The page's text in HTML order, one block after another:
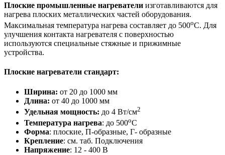
Плоские промышленные нагреватели изготавливаются для
нагрева плоских металлических частей оборудования.
Максимальная температура нагрева составляет до 500оС. Для
улучшения контакта нагревателя с поверхностью
используются специальные стяжные и прижимные
устройства.
Плоские нагреватели стандарт:
Ширина: от 20 до 1000 мм
Длина: от 40 до 1000 мм
Удельная мощность: до 4 Вт/см2
Температура нагрева: до 500оС
Форма: плоские, П-образные, Г- образные
Крепление: см. таб. Подключения
Напряжение: 12 - 400 В